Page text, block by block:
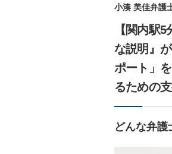
小湊 美佳弁護
【関内駅
な説明』
ポート」
るための
どんな弁護